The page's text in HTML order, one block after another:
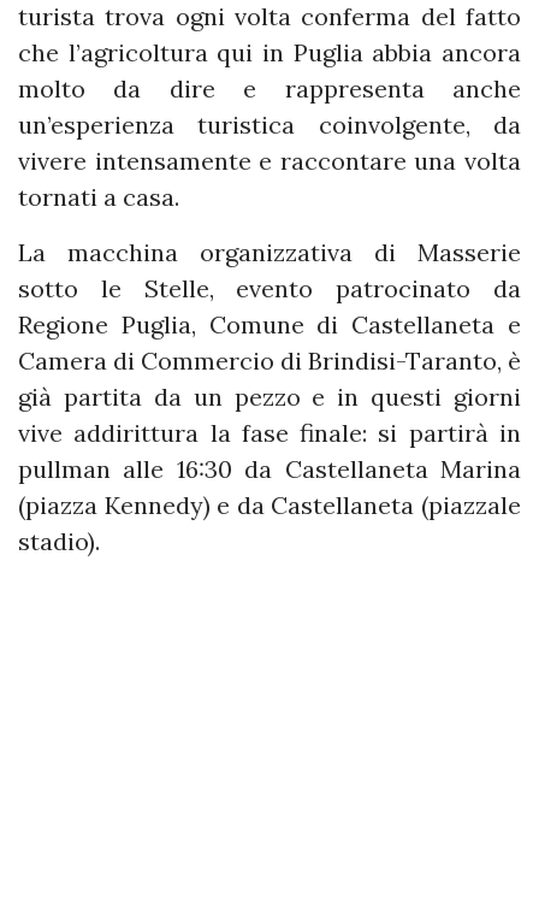
turista trova ogni volta conferma del fatto
che l’agricoltura qui in Puglia abbia ancora
molto da dire e rappresenta anche
un’esperienza turistica coinvolgente, da
vivere intensamente e raccontare una volta
tornati a casa.
La macchina organizzativa di Masserie
sotto le Stelle, evento patrocinato da
Regione Puglia, Comune di Castellaneta e
Camera di Commercio di Brindisi-Taranto, è
già partita da un pezzo e in questi giorni
vive addirittura la fase finale: si partirà in
pullman alle 16:30 da Castellaneta Marina
(piazza Kennedy) e da Castellaneta (piazzale
stadio).